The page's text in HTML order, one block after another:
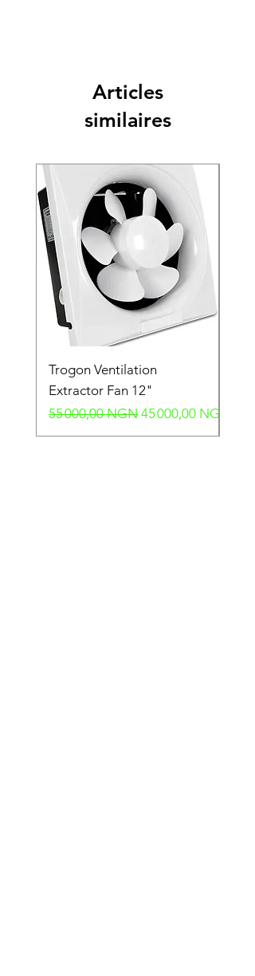
Articles
similaires
Trogon Ventilation
Extractor Fan 12"
Prix original
55 000,00 NGN Prix promotionnel
45 000,00 NGN